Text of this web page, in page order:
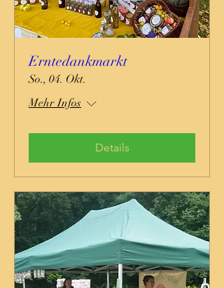
Erntedankmarkt
So., 04. Okt.
Mehr Infos
Details